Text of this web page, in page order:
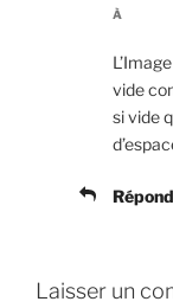
À
vide
si vide
Laisser un